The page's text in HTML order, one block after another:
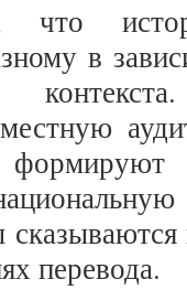
что
в
перевода.